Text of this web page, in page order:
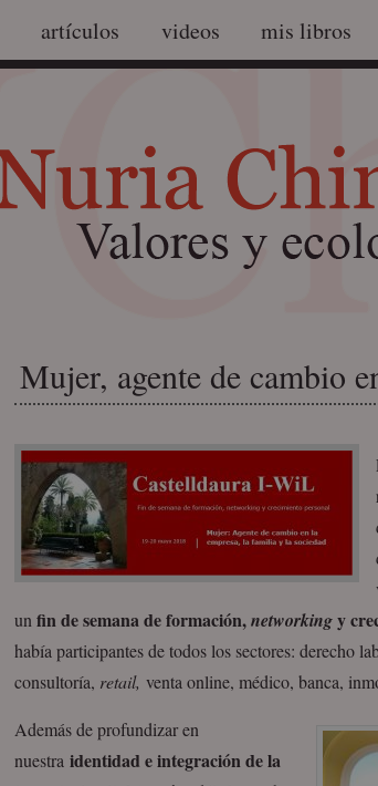
artículos videos mis libros
Mujer, agente de cambio
un fin de semana de formación,networkingy
había participantes de todos los sectores: derecho
consultoría, retail, venta online, médico, banca,
Además de profundizar en
nuestra identidad e integración de la